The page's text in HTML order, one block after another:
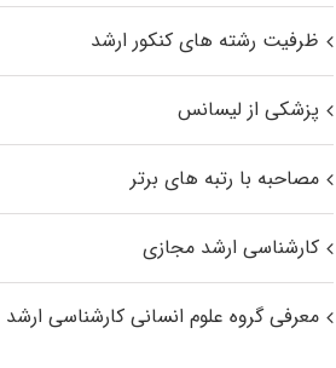
ظرفیت رشته های کنکور ارشد
پزشکی از لیسانس
مصاحبه با رتبه های برتر
کارشناسی ارشد مجازی
معرفی گروه علوم انسانی کارشناسی ارشد